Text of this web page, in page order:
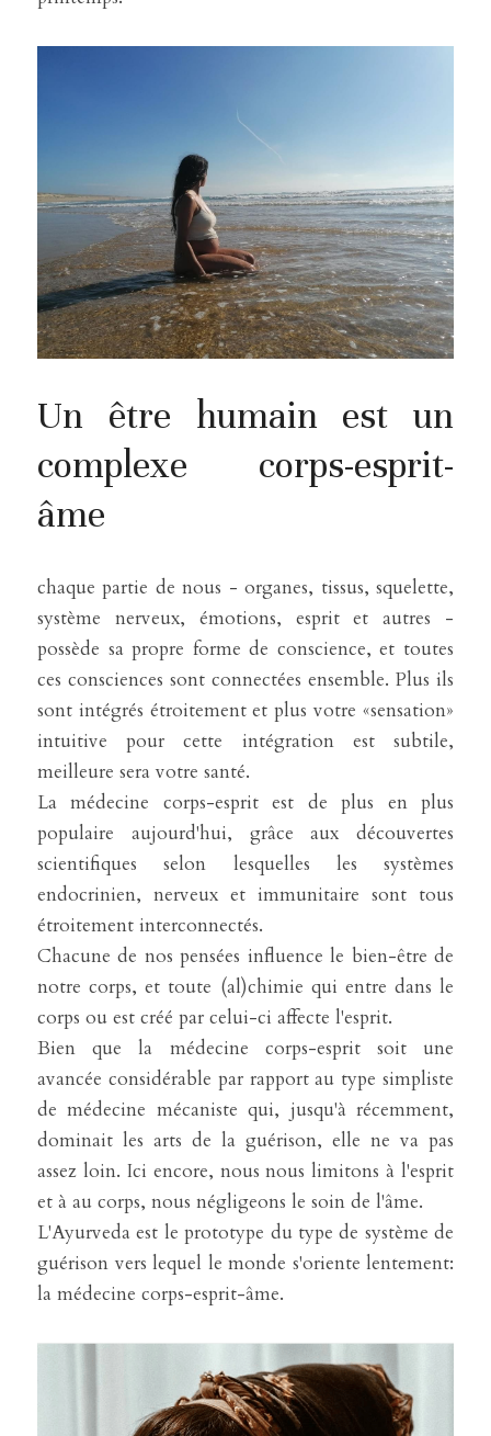
Un être humain est un
complexe corps-esprit-
âme
chaque partie de nous - organes, tissus, squelette,
système nerveux, émotions, esprit et autres -
possède sa propre forme de conscience, et toutes
ces consciences sont connectées ensemble. Plus ils
sont intégrés étroitement et plus votre «sensation»
intuitive pour cette intégration est subtile,
meilleure sera votre santé.
La médecine corps-esprit est de plus en plus
populaire aujourd'hui, grâce aux découvertes
scientifiques selon lesquelles les systèmes
endocrinien, nerveux et immunitaire sont tous
étroitement interconnectés.
Chacune de nos pensées influence le bien-être de
notre corps, et toute (al)chimie qui entre dans le
corps ou est créé par celui-ci affecte l'esprit.
Bien que la médecine corps-esprit soit une
avancée considérable par rapport au type simpliste
de médecine mécaniste qui, jusqu'à récemment,
dominait les arts de la guérison, elle ne va pas
assez loin. Ici encore, nous nous limitons à l'esprit
et à au corps, nous négligeons le soin de l'âme.
L'Ayurveda est le prototype du type de système de
guérison vers lequel le monde s'oriente lentement:
la médecine corps-esprit-âme.